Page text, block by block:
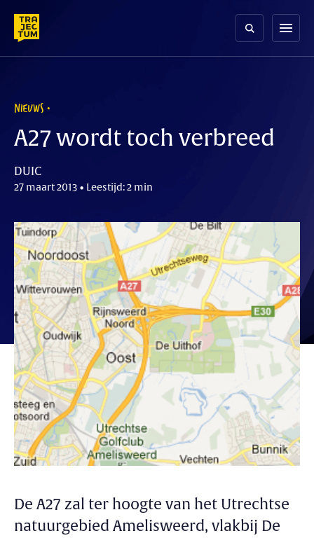
content
menu
NIEUWS
A27 wordt toch verbreed
DUIC
27 maart 2013 • Leestijd: 2 min
De A27 zal ter hoogte van het Utrechtse
natuurgebied Amelisweerd, vlakbij De